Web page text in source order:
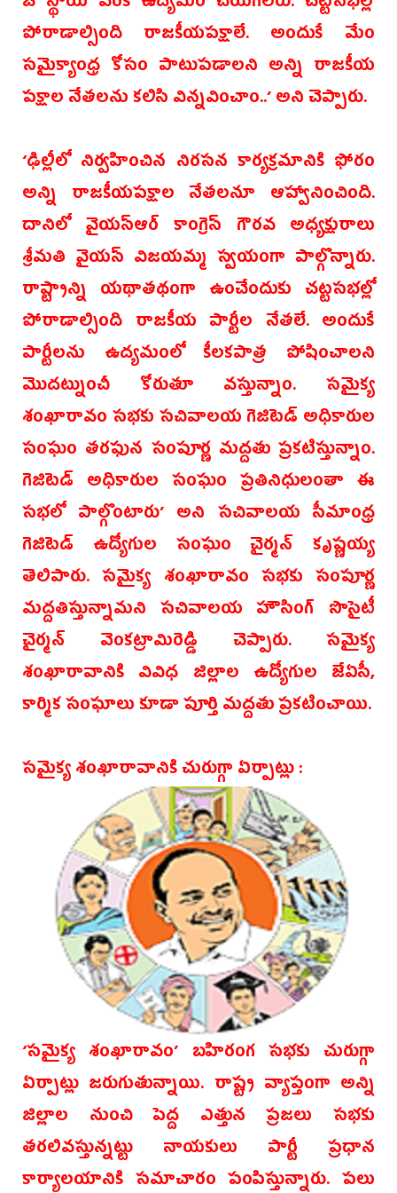
పోరాడాల్సింది రాజకీయపక్షాలే. అందుకే మేం
సమైక్యాంధ్ర‌ కోసం పాటుపడాలని అన్ని రాజకీయ
పక్షాల నేతలను కలిసి విన్నవించాం..’ అని చెప్పారు.
‘ఢిల్లీలో నిర్వహించిన నిరసన కార్యక్రమానికి ఫోరం
అన్ని రాజకీయపక్షాల నేతలనూ ఆహ్వానించింది.
దానిలో వైయస్ఆర్‌ కాంగ్రెస్ గౌరవ‌ అధ్యక్షురాలు
శ్రీమతి వైయస్ విజయమ్మ స్వయంగా పాల్గొన్నారు.
రాష్ట్రాన్ని యథాతథంగా ఉంచేందుకు చట్టసభల్లో
పోరాడాల్సింది రాజకీయ‌ పార్టీల నేతలే. అందుకే
పార్టీలను ఉద్యమంలో కీలకపాత్ర పోషించాలని
మొదట్నుంచీ కోరుతూ వస్తున్నాం. సమైక్య
శంఖారావం సభకు సచివాలయ గెజిటెడ్ అధికారుల
సంఘం తరఫున సంపూర్ణ మద్దతు ప్రకటిస్తున్నాం.
గెజిటె‌డ్ అధికారుల సంఘం ప్రతినిధులంతా ఈ
సభలో పాల్గొంటారు’ అని సచివాలయ సీమాంధ్ర
గెజిటె‌డ్ ఉద్యోగుల సంఘం చైర్మ‌న్ కృష్ణయ్య
తెలిపారు. ‌సమైక్య శంఖారావం సభకు సంపూర్ణ
మద్దతిస్తున్నామని సచివాలయ హౌసింగ్ సొసైటీ
చైర్మ‌న్ వెంకట్రామిరెడ్డి చెప్పారు. సమైక్య
శంఖారావానికి వివిధ జిల్లాల ఉద్యోగుల జేఏసీ,
కార్మిక సంఘాలు కూడా పూర్తి మద్దతు ప్రకటించాయి.
సమైక్య శంఖారావానికి చురుగ్గా ఏర్పాట్లు :
‘సమైక్య శంఖారావం’ బహిరంగ సభకు చురుగ్గా
ఏర్పాట్లు జరుగుతున్నాయి. రాష్ట్ర వ్యాప్తంగా అన్ని
జిల్లాల నుంచి పెద్ద ఎత్తున ప్రజలు సభకు
తరలివస్తున్నట్టు నాయకులు పార్టీ ప్రధాన
కార్యాలయానికి సమాచారం పంపిస్తున్నారు. పలు